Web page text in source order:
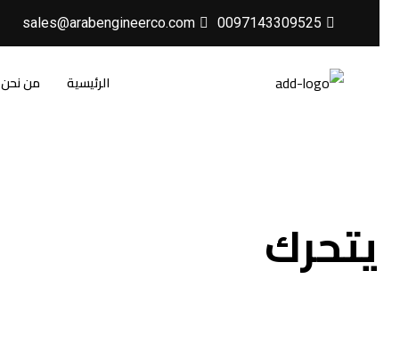
0097143309525
sales@arabengineerco.com
الرئيسية من نحن
يتحرك